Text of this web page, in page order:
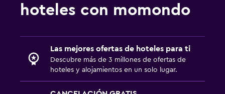
hoteles con momondo
Las mejores ofertas de hoteles para ti
Descubre más de 3 millones de ofertas de
hoteles y alojamientos en un solo lugar.